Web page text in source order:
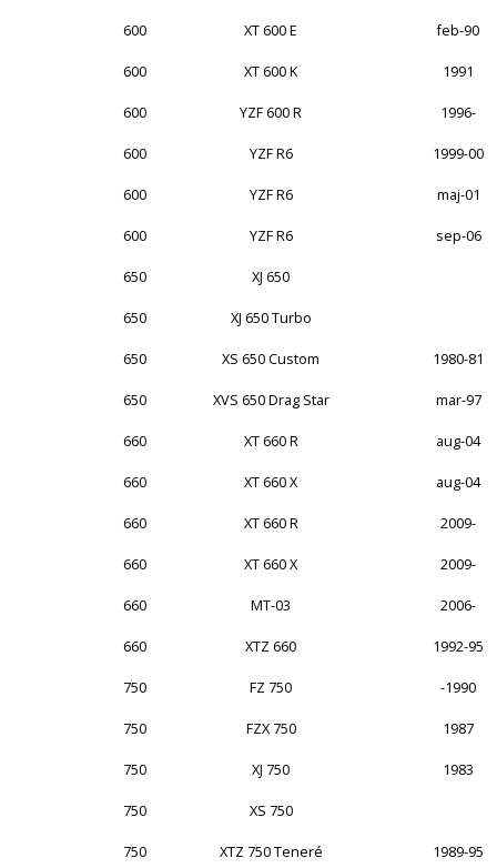
600 XT 600 E feb-90
600 XT 600 K 1991
600 YZF 600 R 1996-
600 YZF R6 1999-00
600 YZF R6 maj-01
600 YZF R6 sep-06
650 XJ 650
650 XJ 650 Turbo
650 XS 650 Custom 1980-81
650 XVS 650 Drag Star mar-97
660 XT 660 R aug-04
660 XT 660 X aug-04
660 XT 660 R 2009-
660 XT 660 X 2009-
660 MT-03 2006-
660 XTZ 660 1992-95
750 FZ 750 -1990
750 FZX 750 1987
750 XJ 750 1983
750 XS 750
750 XTZ 750 Teneré 1989-95